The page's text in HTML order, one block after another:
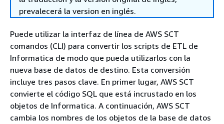
prevalecerá la version en inglés.
Puede utilizar la interfaz de línea de AWS SCT
comandos (CLI) para convertir los scripts de ETL de
Informatica de modo que pueda utilizarlos con la
nueva base de datos de destino. Esta conversión
incluye tres pasos clave. En primer lugar, AWS SCT
convierte el código SQL que está incrustado en los
objetos de Informatica. A continuación, AWS SCT
cambia los nombres de los objetos de la base de datos